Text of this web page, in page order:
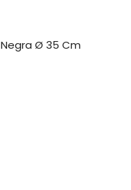
Ø 35 Cm